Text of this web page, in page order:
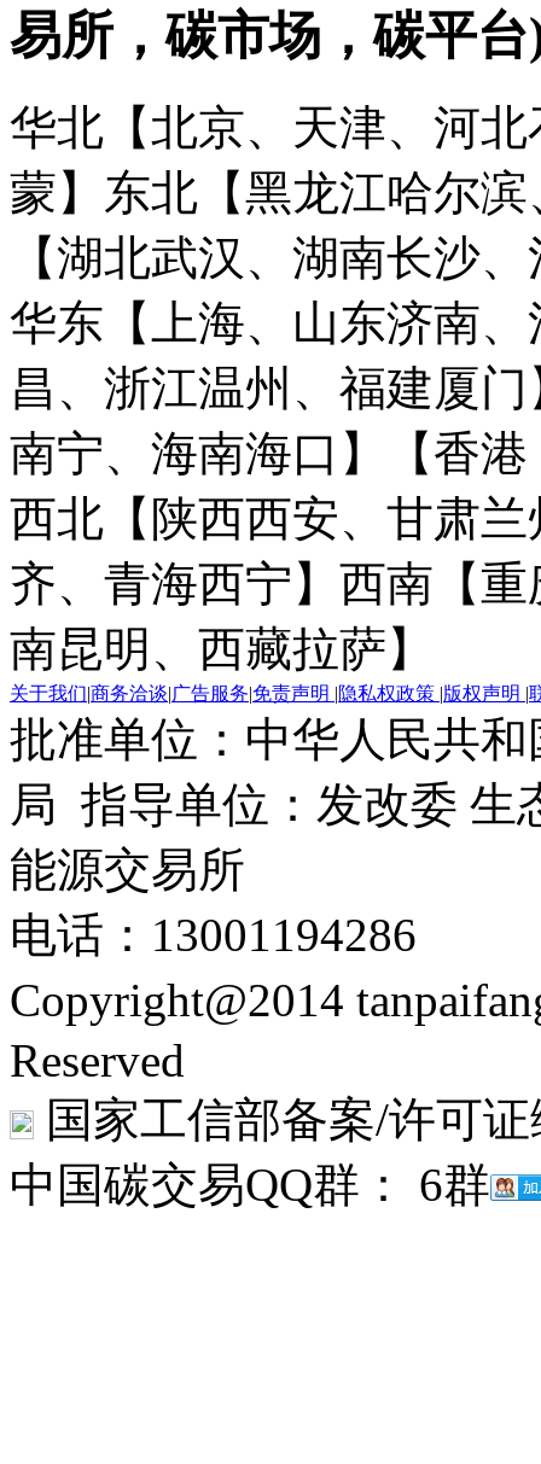
易所，碳市场，碳平台
华北【北京、天津、河
蒙】 东北【黑龙江哈尔
【湖北武汉、湖南长沙
华东【上海、山东济南
昌、浙江温州、福建厦门
南宁、海南海口】
【香
西北【陕西西安、甘肃
齐、青海西宁】 西南【
南昆明、西藏拉萨】
关于我们|商务洽谈|广告服务|免责声明 |隐私权政策 |版权声明 |
批准单位：中华人民共
局 指导单位：发改委 生
能源交易所
电话：13001194286
Copyright@2014
Reserved
国家工信部备案/许可
中国碳交易QQ群： 6群